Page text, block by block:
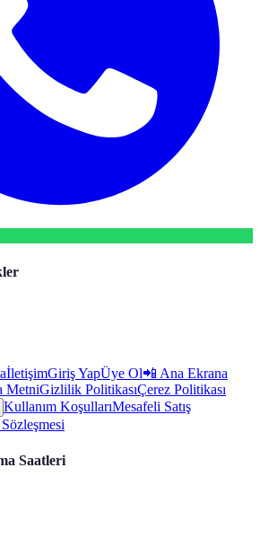
İletişimGiriş YapÜye Ol📲 Ana Ekrana
MetniGizlilik PolitikasıÇerez Politikası
Kullanım KoşullarıMesafeli Satış
Saatleri